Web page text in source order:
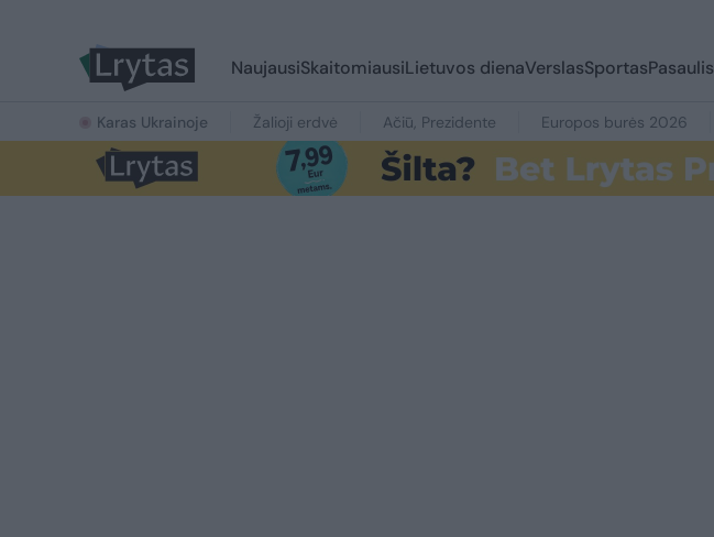
NaujausiSkaitomiausiLietuvos dienaVerslasSportasPasaulis
Karas Ukrainoje Žalioji erdvė Ačiū, Prezidente Europos burės 2026